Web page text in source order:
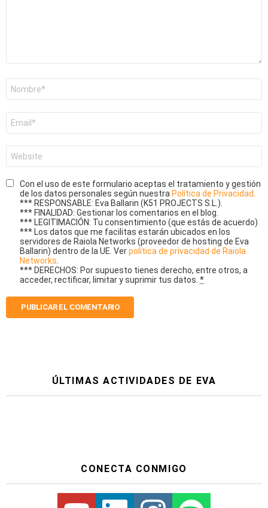
electrónico
*
Con el uso de este formulario aceptas el tratamiento y gestión
de los datos personales según nuestra Política de Privacidad
*** RESPONSABLE: Eva Ballarin (K51 PROJECTS S.L.).
*** FINALIDAD: Gestionar los comentarios en el blog.
*** LEGITIMACIÓN: Tu consentimiento (que estás de acuerdo)
*** Los datos que me facilitas estarán ubicados en los
servidores de Raiola Networks (proveedor de hosting de Eva
Ballarin) dentro de la UE. Verpolítica de privacidad de Raiola
Networks
*** DERECHOS: Por supuesto tienes derecho, entre otros, a
acceder, rectificar, limitar y suprimir tus datos. *
ÚLTIMAS ACTIVIDADES DE EVA
CONECTA CONMIGO
Youtube Linkedin Instagram Spotify